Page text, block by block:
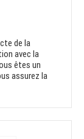
de la
avec la
êtes un
assurez la